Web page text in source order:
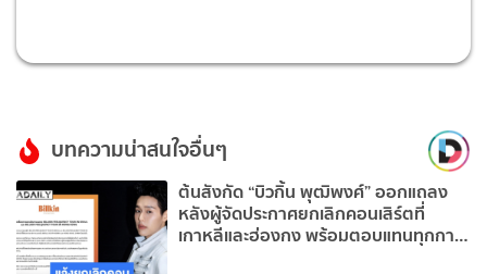
บทความน่าสนใจอื่นๆ
ต้นสังกัด “บิวกิ้น พุฒิพงศ์” ออกแถลง
หลังผู้จัดประกาศยกเลิกคอนเสิร์ตที่
เกาหลีและฮ่องกง พร้อมตอบแทนทุกการ